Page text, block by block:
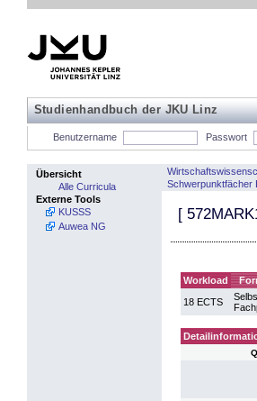
Studienhandbuch der JKU Linz
Benutzername Passwort
Übersicht
Alle Curricula
Externe Tools
KUSSS
Auwea NG
Schwerpunktfächer
[
Workload
18 ECTS